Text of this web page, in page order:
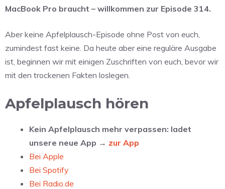
MacBook Pro braucht – willkommen zur Episode 314.
Aber keine Apfelplausch-Episode ohne Post von euch,
zumindest fast keine. Da heute aber eine reguläre Ausgabe
ist, beginnen wir mit einigen Zuschriften von euch, bevor wir
mit den trockenen Fakten loslegen.
Apfelplausch hören
Kein Apfelplausch mehr verpassen: ladet
unsere neue App → zur App
Bei Apple
Bei Spotify
Bei Radio.de